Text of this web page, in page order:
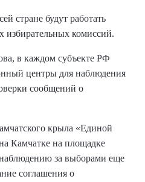
стране будут работать
избирательных комиссий.
в каждом субъекте РФ
центры для наблюдения
сообщений о
крыла «Единой
Камчатке на площадке
за выборами еще
соглашения о